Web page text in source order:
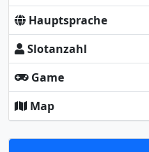
Hauptsprache
Slotanzahl
Game
Map